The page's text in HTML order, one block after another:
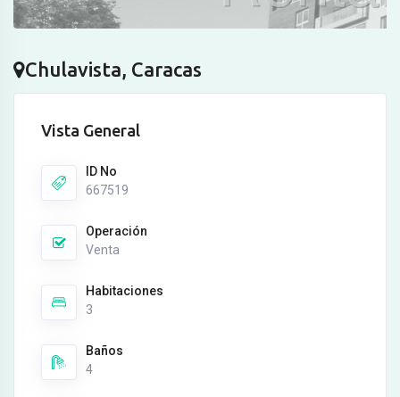
Chulavista, Caracas
Vista General
ID No
667519
Operación
Venta
Habitaciones
3
Baños
4